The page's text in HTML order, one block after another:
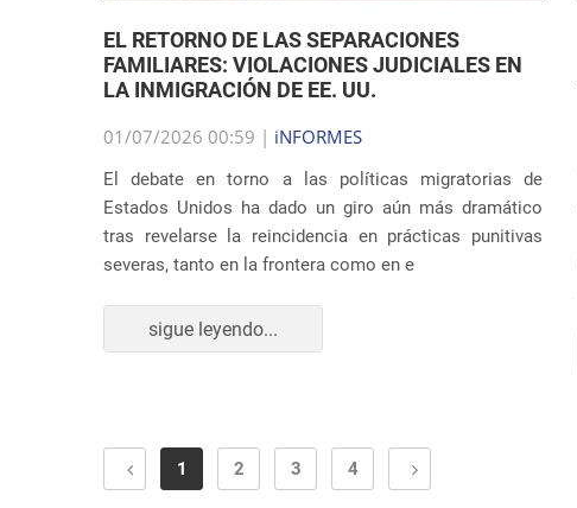
EL RETORNO DE LAS SEPARACIONES
FAMILIARES: VIOLACIONES JUDICIALES EN
LA INMIGRACIÓN DE EE. UU.
01/07/2026 00:59 | iNFORMES
El debate en torno a las políticas migratorias de
Estados Unidos ha dado un giro aún más dramático
tras revelarse la reincidencia en prácticas punitivas
severas, tanto en la frontera como en e
sigue leyendo...
1 2 3 4